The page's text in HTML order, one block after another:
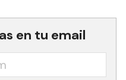
en tu email